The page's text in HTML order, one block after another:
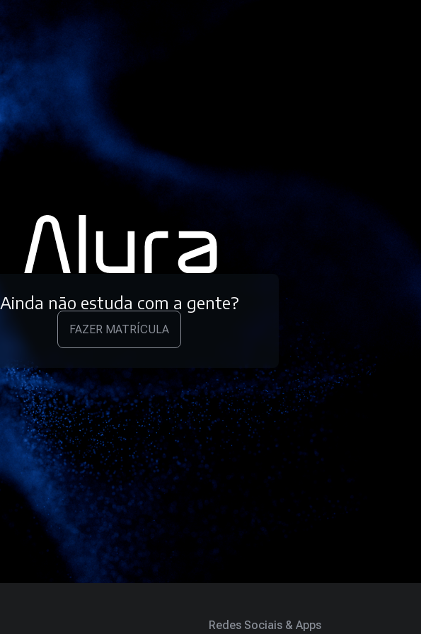
Ainda não estuda com a gente?
FAZER MATRÍCULA
Redes Sociais & Apps